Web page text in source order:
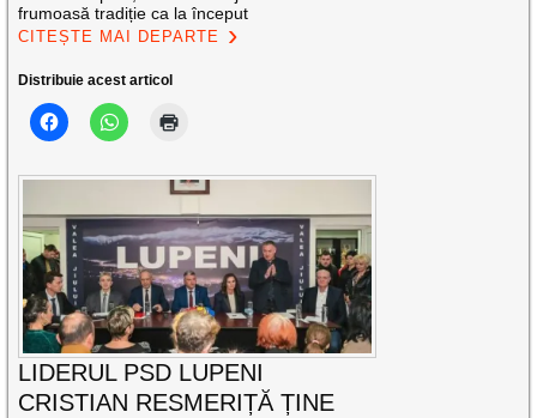
frumoasă tradiție ca la început
CITEȘTE MAI DEPARTE
Distribuie acest articol
LIDERUL PSD LUPENI
CRISTIAN RESMERIȚĂ ȚINE